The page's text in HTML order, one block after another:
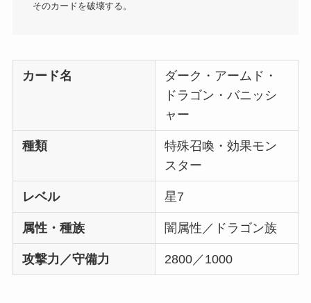
そのカードを破壊する。
カード名
ダーク・アームド・
ドラゴン・バニッシ
ャー
種類
特殊召喚・効果モン
スター
レベル 星7
属性・種族 闇属性／ドラゴン族
攻撃力／守備力 2800／1000